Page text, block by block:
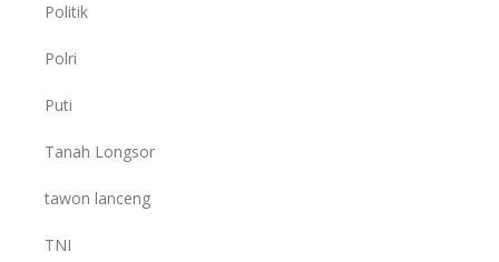
Politik
Polri
Puti
Tanah Longsor
tawon lanceng
TNI